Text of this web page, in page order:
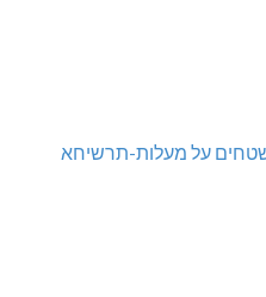
על מעלות-תרשיחא